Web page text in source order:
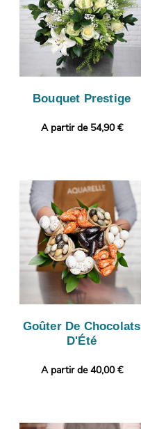
Bouquet Prestige
A partir de 54,90 €
Goûter De Chocolats
D'Été
A partir de 40,00 €